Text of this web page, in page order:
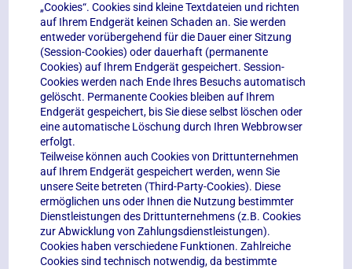
„Cookies“. Cookies sind kleine Textdateien und richten
auf Ihrem Endgerät keinen Schaden an. Sie werden
entweder vorübergehend für die Dauer einer Sitzung
(Session-Cookies) oder dauerhaft (permanente
Cookies) auf Ihrem Endgerät gespeichert. Session-
Cookies werden nach Ende Ihres Besuchs automatisch
gelöscht. Permanente Cookies bleiben auf Ihrem
Endgerät gespeichert, bis Sie diese selbst löschen oder
eine automatische Löschung durch Ihren Webbrowser
erfolgt.
Teilweise können auch Cookies von Drittunternehmen
auf Ihrem Endgerät gespeichert werden, wenn Sie
unsere Seite betreten (Third-Party-Cookies). Diese
ermöglichen uns oder Ihnen die Nutzung bestimmter
Dienstleistungen des Drittunternehmens (z.B. Cookies
zur Abwicklung von Zahlungsdienstleistungen).
Cookies haben verschiedene Funktionen. Zahlreiche
Cookies sind technisch notwendig, da bestimmte